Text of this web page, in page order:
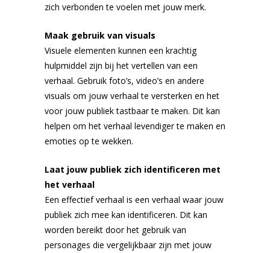
zich verbonden te voelen met jouw merk.
Maak gebruik van visuals
Visuele elementen kunnen een krachtig
hulpmiddel zijn bij het vertellen van een
verhaal. Gebruik foto’s, video’s en andere
visuals om jouw verhaal te versterken en het
voor jouw publiek tastbaar te maken. Dit kan
helpen om het verhaal levendiger te maken en
emoties op te wekken.
Laat jouw publiek zich identificeren met
het verhaal
Een effectief verhaal is een verhaal waar jouw
publiek zich mee kan identificeren. Dit kan
worden bereikt door het gebruik van
personages die vergelijkbaar zijn met jouw